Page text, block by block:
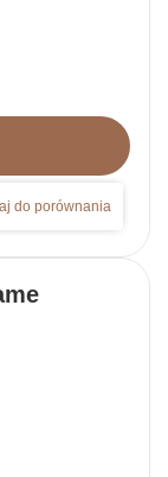
do porównania